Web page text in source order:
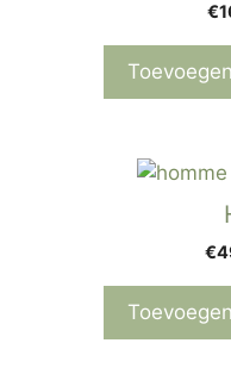
€
€